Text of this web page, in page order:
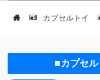
カプセルトイ
■カプセ